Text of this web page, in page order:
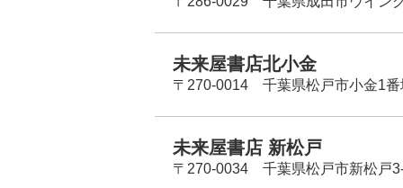
未来屋書店北小金
〒270-0014 千葉県松戸市小金1番
未来屋書店 新松戸
〒270-0034 千葉県松戸市新松戸